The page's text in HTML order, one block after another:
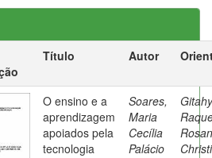
Título Autor
O ensino e a
aprendizagem
apoiados pela
tecnologia
Soares,
Maria
Cecília
Palácio
Rosan